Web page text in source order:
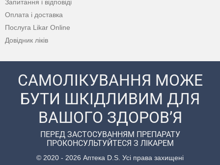
Запитання і відповіді
Оплата і доставка
Послуга Likar Online
Довідник ліків
САМОЛІКУВАННЯ МОЖЕ
БУТИ ШКІДЛИВИМ ДЛЯ
ВАШОГО ЗДОРОВ’Я
ПЕРЕД ЗАСТОСУВАННЯМ ПРЕПАРАТУ
ПРОКОНСУЛЬТУЙТЕСЯ З ЛІКАРЕМ
© 2020 - 2026 Аптека D.S. Усі права захищені